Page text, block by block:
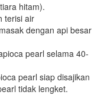
hitam).
terisi air
dengan api besar
pearl selama 40-
pearl siap disajikan
tidak lengket.